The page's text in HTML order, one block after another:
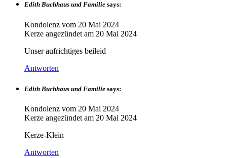
Edith Buchhaus und Familie says:
Kondolenz vom 20 Mai 2024
Kerze angezündet am 20 Mai 2024
Unser aufrichtiges beileid
Antworten
Edith Buchhaus und Familie says:
Kondolenz vom 20 Mai 2024
Kerze angezündet am 20 Mai 2024
Kerze-Klein
Antworten